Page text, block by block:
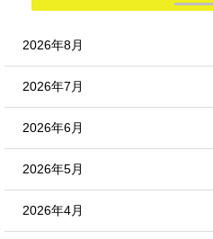
2026年8月
2026年7月
2026年6月
2026年5月
2026年4月